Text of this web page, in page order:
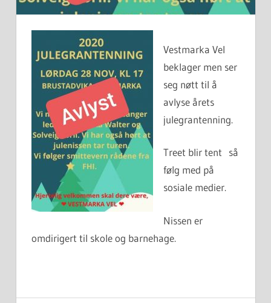
Vestmarka Vel
beklager men ser
seg nøtt til å
avlyse årets
julegrantenning.
Treet blir tent så
følg med på
sosiale medier.
Nissen er
omdirigert til skole og barnehage.